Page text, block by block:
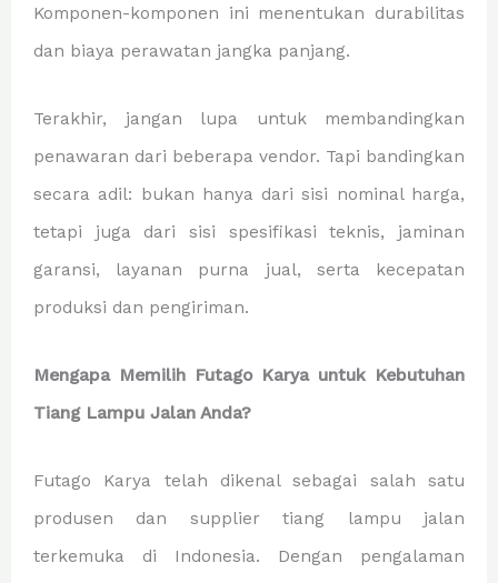
Komponen-komponen ini menentukan durabilitas
dan biaya perawatan jangka panjang.
Terakhir, jangan lupa untuk membandingkan
penawaran dari beberapa vendor. Tapi bandingkan
secara adil: bukan hanya dari sisi nominal harga,
tetapi juga dari sisi spesifikasi teknis, jaminan
garansi, layanan purna jual, serta kecepatan
produksi dan pengiriman.
Mengapa Memilih Futago Karya untuk Kebutuhan
Tiang Lampu Jalan Anda?
Futago Karya telah dikenal sebagai salah satu
produsen dan supplier tiang lampu jalan
terkemuka di Indonesia. Dengan pengalaman